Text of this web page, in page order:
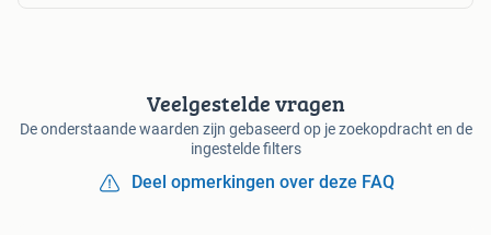
Veelgestelde vragen
De onderstaande waarden zijn gebaseerd op je zoekopdracht en de
ingestelde filters
Deel opmerkingen over deze FAQ